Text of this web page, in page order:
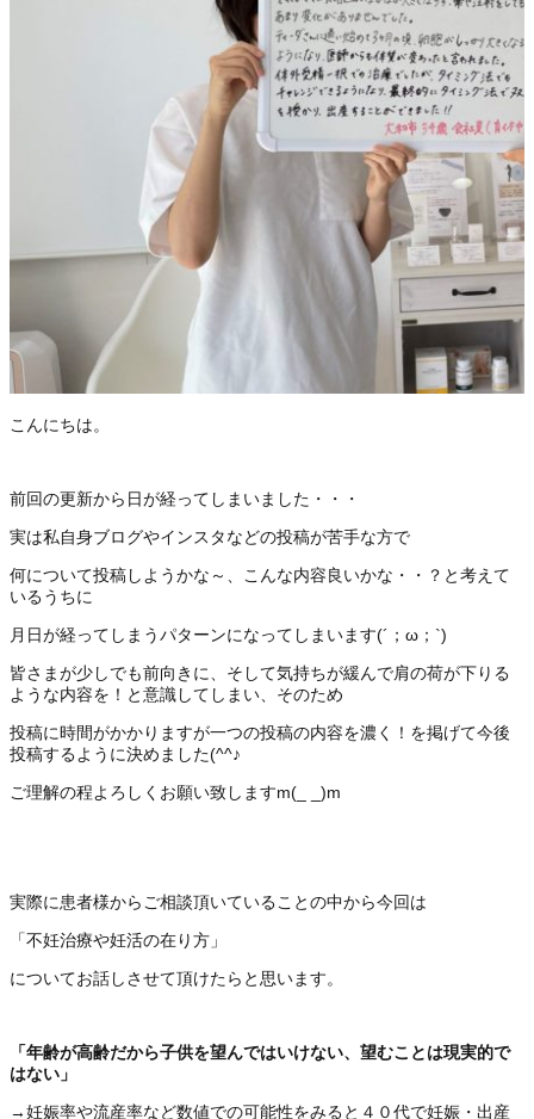
こんにちは。
前回の更新から日が経ってしまいました・・・
実は私自身ブログやインスタなどの投稿が苦手な方で
何について投稿しようかな～、こんな内容良いかな・・？と考えて
いるうちに
月日が経ってしまうパターンになってしまいます(´；ω；`)
皆さまが少しでも前向きに、そして気持ちが緩んで肩の荷が下りる
ような内容を！と意識してしまい、そのため
投稿に時間がかかりますが一つの投稿の内容を濃く！を掲げて今後
投稿するように決めました(^^♪
ご理解の程よろしくお願い致しますm(_ _)m
実際に患者様からご相談頂いていることの中から今回は
「不妊治療や妊活の在り方」
についてお話しさせて頂けたらと思います。
「年齢が高齢だから子供を望んではいけない、望むことは現実的で
はない」
→妊娠率や流産率など数値での可能性をみると４０代で妊娠・出産